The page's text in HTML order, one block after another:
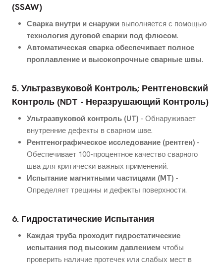
(SSAW)
Сварка внутри и снаружи выполняется с помощью
технология дуговой сварки под флюсом.
Автоматическая сварка обеспечивает полное
проплавление и высокопрочные сварные швы.
5. Ультразвуковой Контроль; Рентгеновский
Контроль (NDT - Неразрушающий Контроль)
Ультразвуковой контроль (UT) - Обнаруживает
внутренние дефекты в сварном шве.
Рентгенографическое исследование (рентген) -
Обеспечивает 100-процентное качество сварного
шва для критически важных применений.
Испытание магнитными частицами (MT) -
Определяет трещины и дефекты поверхности.
6. Гидростатические Испытания
Каждая труба проходит гидростатические
испытания под высоким давлением чтобы
проверить наличие протечек или слабых мест в